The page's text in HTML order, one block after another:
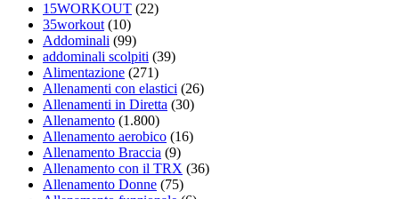
15WORKOUT (22)
35workout (10)
Addominali (99)
addominali scolpiti (39)
Alimentazione (271)
Allenamenti con elastici (26)
Allenamenti in Diretta (30)
Allenamento (1.800)
Allenamento aerobico (16)
Allenamento Braccia (9)
Allenamento con il TRX (36)
Allenamento Donne (75)